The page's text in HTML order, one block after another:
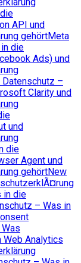
API und
gehörtMeta
die
Ads) und
–
Clarity und
und
die
Agent und
gehörtNew
in die
– Was in
Web Analytics